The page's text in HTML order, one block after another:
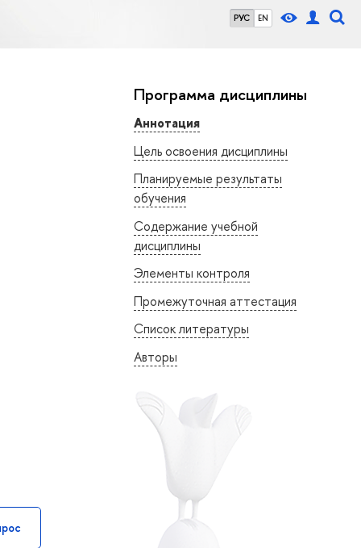
РУС EN
Программа дисциплины
Аннотация
Цель освоения дисциплины
Планируемые результаты
обучения
Содержание учебной
дисциплины
Элементы контроля
Промежуточная аттестация
Список литературы
Авторы